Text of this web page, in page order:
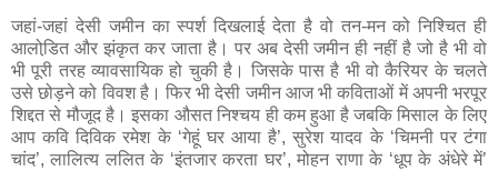
जहां-जहां देसी जमीन का स्‍पर्श दिखलाई देता है वो तन-मन को निश्चित ही
आलोडि़त और झंकृत कर जाता है। पर अब देसी जमीन ही नहीं है जो है भी वो
भी पूरी तरह व्‍यावसायिक हो चुकी है। जिसके पास है भी वो कैरियर के चलते
उसे छोड़ने को विवश है। फिर भी देसी जमीन आज भी कविताओं में अपनी भरपूर
शिद्दत से मौजूद है। इसका औसत निश्‍चय ही कम हुआ है जबकि मिसाल के लिए
आप कवि दिविक रमेश के ‘गेहूं घर आया है’, सुरेश यादव के ‘चिमनी पर टंगा
चांद’, लालित्‍य ललित के ‘इंतजार करता घर’, मोहन राणा के ‘धूप के अंधेरे में’